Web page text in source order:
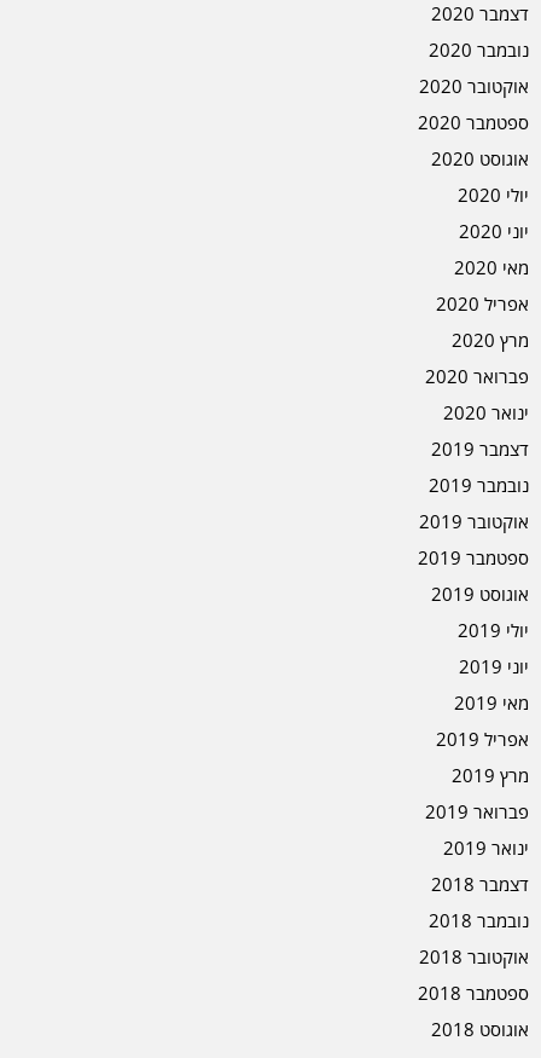
דצמבר 2020
נובמבר 2020
אוקטובר 2020
ספטמבר 2020
אוגוסט 2020
יולי 2020
יוני 2020
מאי 2020
אפריל 2020
מרץ 2020
פברואר 2020
ינואר 2020
דצמבר 2019
נובמבר 2019
אוקטובר 2019
ספטמבר 2019
אוגוסט 2019
יולי 2019
יוני 2019
מאי 2019
אפריל 2019
מרץ 2019
פברואר 2019
ינואר 2019
דצמבר 2018
נובמבר 2018
אוקטובר 2018
ספטמבר 2018
אוגוסט 2018